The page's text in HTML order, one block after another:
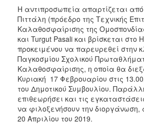
Η αντιπροσωπεία απαρτίζεται από
Πιττάλη (πρόεδρο της Τεχνικής
Καλαθοσφαίρισης της
και Turgut Pasali και βρίσκεται στο
προκειμένου να παρευρεθεί στην
Παγκοσμίου Σχολικού
Καλαθοσφαίρισης, η οποία θα
Κυριακή 17 Φεβρουαρίου στις
του Δημοτικού Συμβουλίου.
επιθεωρήσει και τις
να φιλοξενήσουν την διοργάνωση,
20 Απριλίου του 2019.